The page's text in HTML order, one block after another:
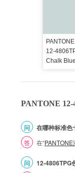
PANTONE
12-
Chalk Blue
PANTONE
问 在哪种标准色
答 在“
问 12-4806TPG